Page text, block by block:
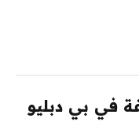
في بي دبليو